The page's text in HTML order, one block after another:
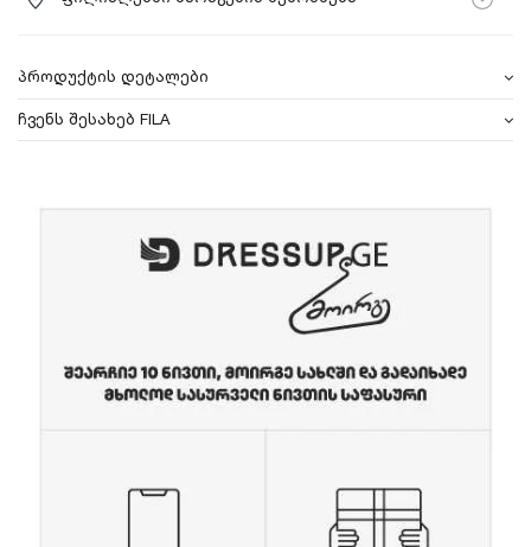
პროდუქტის დეტალები
ჩვენს შესახებ FILA